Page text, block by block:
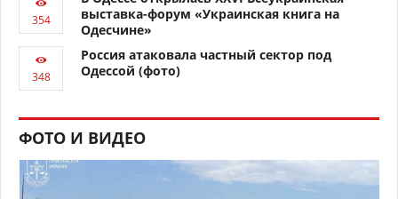
выставка-форум «Украинская книга на
Одесчине»
Россия атаковала частный сектор под
Одессой (фото)
ФОТО И ВИДЕО